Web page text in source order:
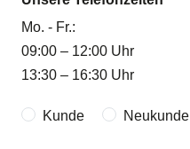
Mo. - Fr.:
09:00 – 12:00 Uhr
13:30 – 16:30 Uhr
Kunde Neukunde